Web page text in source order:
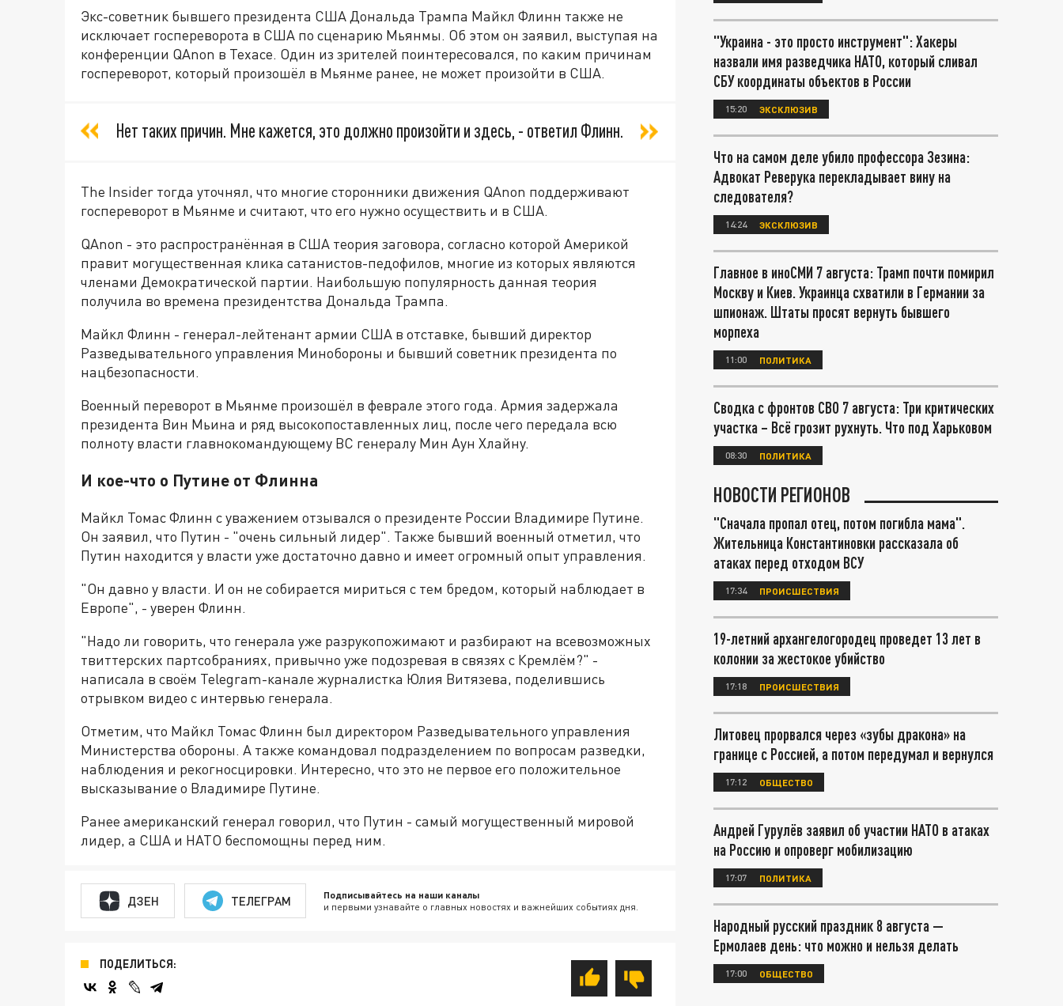
Экс-советник бывшего президента США Дональда Трампа Майкл Флинн также не
исключает госпереворота в США по сценарию Мьянмы. Об этом он заявил, выступая на
конференции QAnon в Техасе. Один из зрителей поинтересовался, по каким причинам
госпереворот, который произошёл в Мьянме ранее, не может произойти в США.
Нет таких причин. Мне кажется, это должно произойти и здесь, - ответил Флинн.
The Insider тогда уточнял, что многие сторонники движения QAnon поддерживают
госпереворот в Мьянме и считают, что его нужно осуществить и в США.
QAnon - это распространённая в США теория заговора, согласно которой Америкой
правит могущественная клика сатанистов-педофилов, многие из которых являются
членами Демократической партии. Наибольшую популярность данная теория
получила во времена президентства Дональда Трампа.
Майкл Флинн - генерал-лейтенант армии США в отставке, бывший директор
Разведывательного управления Минобороны и бывший советник президента по
нацбезопасности.
Военный переворот в Мьянме произошёл в феврале этого года. Армия задержала
президента Вин Мьина и ряд высокопоставленных лиц, после чего передала всю
полноту власти главнокомандующему ВС генералу Мин Аун Хлайну.
И кое-что о Путине от Флинна
Майкл Томас Флинн с уважением отзывался о президенте России Владимире Путине.
Он заявил, что Путин - "очень сильный лидер". Также бывший военный отметил, что
Путин находится у власти уже достаточно давно и имеет огромный опыт управления.
"Он давно у власти. И он не собирается мириться с тем бредом, который наблюдает в
Европе", - уверен Флинн.
"Надо ли говорить, что генерала уже разрукопожимают и разбирают на всевозможных
твиттерских партсобраниях, привычно уже подозревая в связях с Кремлём?" -
написала в своём Telegram-канале журналистка Юлия Витязева, поделившись
отрывком видео с интервью генерала.
Отметим, что Майкл Томас Флинн был директором Разведывательного управления
Министерства обороны. А также командовал подразделением по вопросам разведки,
наблюдения и рекогносцировки. Интересно, что это не первое его положительное
высказывание о Владимире Путине.
Ранее американский генерал говорил, что Путин - самый могущественный мировой
лидер, а США и НАТО беспомощны перед ним.
ДЗЕН ТЕЛЕГРАМ Подписывайтесь на наши каналы
и первыми узнавайте о главных новостях и важнейших событиях дня.
ПОДЕЛИТЬСЯ:
"Украина - это просто инструмент": Хакеры
назвали имя разведчика НАТО, который сливал
СБУ координаты объектов в России
15:20 ЭКСКЛЮЗИВ
Что на самом деле убило профессора Зезина:
Адвокат Реверука перекладывает вину на
следователя?
14:24 ЭКСКЛЮЗИВ
Главное в иноСМИ 7 августа: Трамп почти помирил
Москву и Киев. Украинца схватили в Германии за
шпионаж. Штаты просят вернуть бывшего
морпеха
11:00 ПОЛИТИКА
Сводка с фронтов СВО 7 августа: Три критических
участка – Всё грозит рухнуть. Что под Харьковом
08:30 ПОЛИТИКА
НОВОСТИ РЕГИОНОВ
"Сначала пропал отец, потом погибла мама".
Жительница Константиновки рассказала об
атаках перед отходом ВСУ
17:34 ПРОИСШЕСТВИЯ
19-летний архангелогородец проведет 13 лет в
колонии за жестокое убийство
17:18 ПРОИСШЕСТВИЯ
Литовец прорвался через «зубы дракона» на
границе с Россией, а потом передумал и вернулся
17:12 ОБЩЕСТВО
Андрей Гурулёв заявил об участии НАТО в атаках
на Россию и опроверг мобилизацию
17:07 ПОЛИТИКА
Народный русский праздник 8 августа —
Ермолаев день: что можно и нельзя делать
17:00 ОБЩЕСТВО